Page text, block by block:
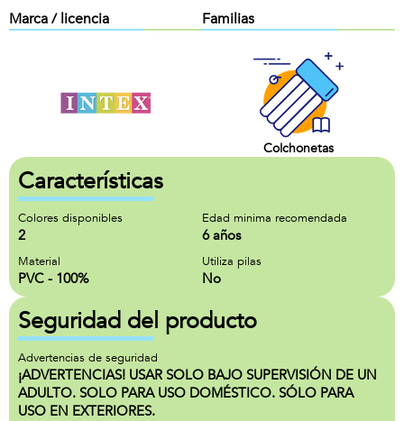
Marca / licencia Familias
Colchonetas
Características
Colores disponibles
2
Edad minima recomendada
6 años
Material
PVC - 100%
Utiliza pilas
No
Seguridad del producto
Advertencias de seguridad
¡ADVERTENCIAS! USAR SOLO BAJO SUPERVISIÓN DE UN
ADULTO. SOLO PARA USO DOMÉSTICO. SÓLO PARA
USO EN EXTERIORES.